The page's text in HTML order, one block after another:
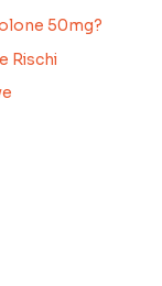
50mg?
Rischi